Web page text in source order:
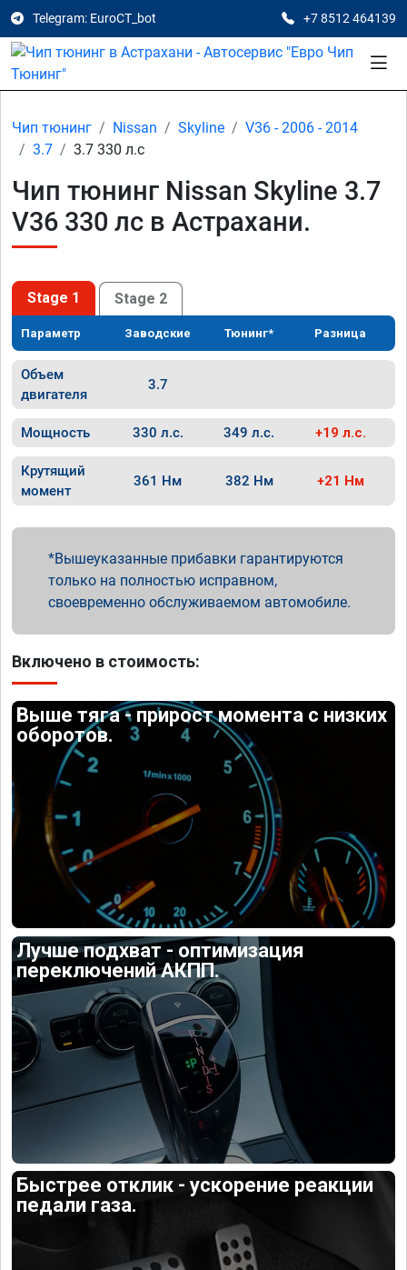
Telegram: EuroCT_bot +7 8512 464139
Чип тюнинг Nissan Skyline
V36 - 2006 - 2014
3.7
3.7 330 л.с
Чип тюнинг Nissan Skyline 3.7
V36 330 лс в Астрахани.
Stage 1 Stage 2
Параметр Заводские Тюнинг* Разница
Объем
двигателя
3.7
Мощность 330 л.с. 349 л.с. +19 л.с.
Крутящий
момент
361 Нм 382 Нм +21 Нм
Вышеуказанные прибавки гарантируются
только на полностью исправном,
своевременно обслуживаемом автомобиле.
Включено в стоимость:
Выше тяга - прирост момента с низких
оборотов.
Лучше подхват - оптимизация
переключений АКПП.
Быстрее отклик - ускорение реакции
педали газа.